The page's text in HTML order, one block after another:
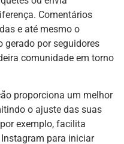
Comentários
e até mesmo o
gerado por seguidores
comunidade em torno
proporciona um melhor
o ajuste das suas
exemplo, facilita
para iniciar